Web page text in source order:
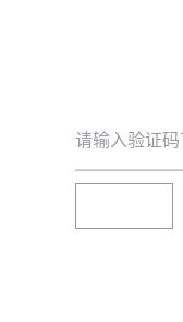
请输入验证